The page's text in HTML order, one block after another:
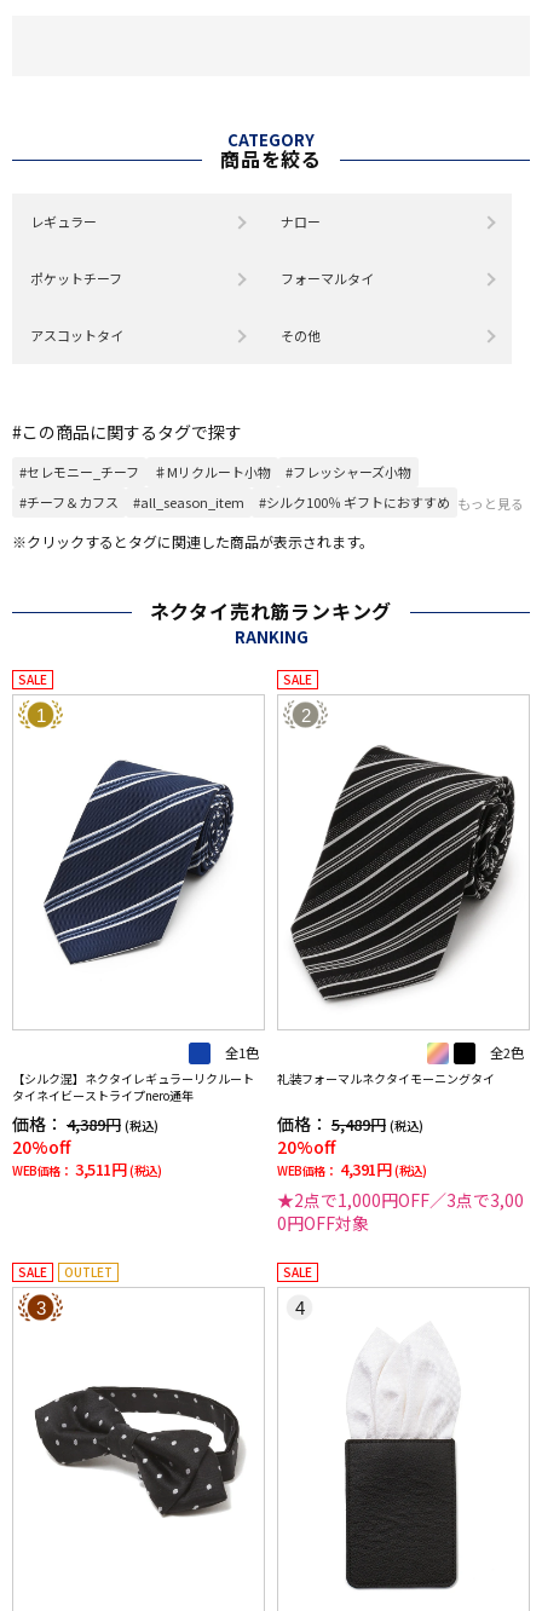
CATEGORY
商品を絞る
レギュラー ナロー
ポケットチーフ フォーマルタイ
アスコットタイ その他
#この商品に関するタグで探す
#セレモニー_チーフ ♯Mリクルート小物
#フレッシャーズ小物
#チーフ＆カフス
#all_season_item #シルク100％ ギフトにおすすめ もっと見る
※クリックするとタグに関連した商品が表示されます。
ネクタイ売れ筋ランキング
RANKING
SALE
1
全1色
【シルク混】ネクタイレギュラーリクルート
タイネイビーストライプnero通年
価格： 4,389円 (税込)
20%off
WEB価格： 3,511円 (税込)
SALE
2
全2色
礼装フォーマルネクタイモーニングタイ
価格： 5,489円 (税込)
20%off
WEB価格： 4,391円 (税込)
★2点で1,000円OFF／3点で3,00
0円OFF対象
SALE OUTLET
3
SALE
4